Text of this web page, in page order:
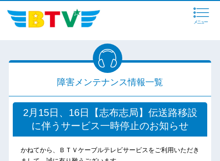
メニュー
障害メンテナンス情報一覧
2月15日、16日【志布志局】伝送路移設
に伴うサービス一時停止のお知らせ
かねてから、ＢＴＶケーブルテレビサービスをご利用いただき